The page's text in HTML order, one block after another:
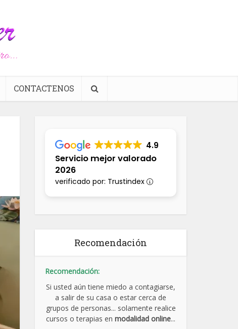
CONTACTENOS
4.9
Servicio mejor valorado
2026
verificado por: Trustindex
Recomendación
Recomendación:
Si usted aún tiene miedo a contagiarse,
a salir de su casa o estar cerca de
grupos de personas... solamente realice
cursos o terapias en modalidad online...